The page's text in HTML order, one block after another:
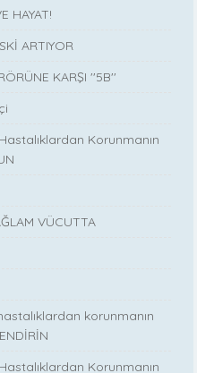
HAYAT!
ARTIYOR
KARŞI ''5B''
Korunmanın
VÜCUTTA
korunmanın
Korunmanın